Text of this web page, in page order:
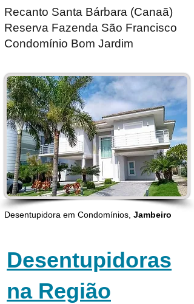
Recanto Santa Bárbara (Canaã)
Reserva Fazenda São Francisco
Condomínio Bom Jardim
Desentupidora em Condomínios, Jambeiro
Desentupidoras
na Região